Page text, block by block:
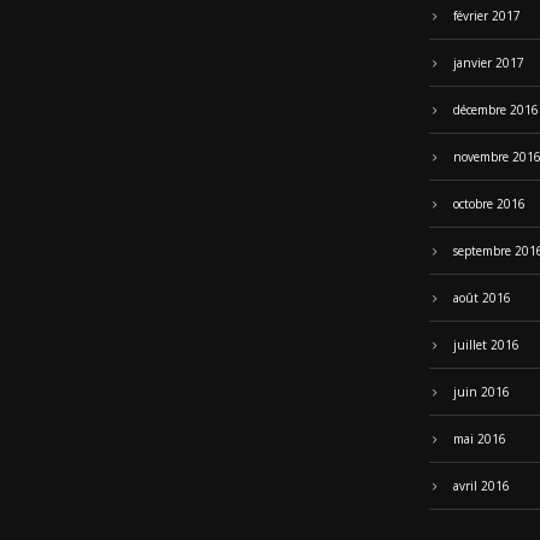
février 2017
janvier 2017
décembre 2016
novembre 2016
octobre 2016
septembre
août 2016
juillet 2016
juin 2016
mai 2016
avril 2016